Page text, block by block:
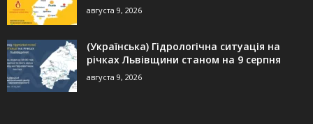
августа 9, 2026
(Українська) Гідрологічна ситуація на
річках Львівщини станом на 9 серпня
августа 9, 2026